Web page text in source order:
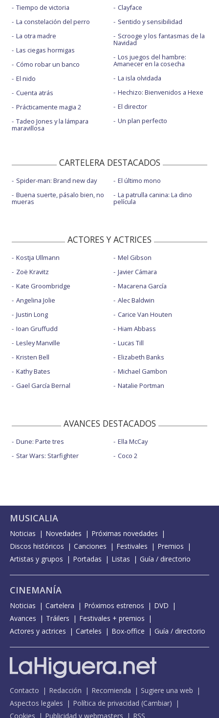
Tiempo de victoria
La constelación del perro
La otra madre
Las ciegas hormigas
Cómo robar un banco
El nido
Cuenta atrás
Prácticamente magia 2
Tadeo Jones y la lámpara
maravillosa
Clayface
Sentido y sensibilidad
Scrooge y los fantasmas de la
Navidad
Los juegos del hambre:
Amanecer en la cosecha
La isla olvidada
Hechizo: Bienvenidos a Hexe
El director
Un plan perfecto
CARTELERA DESTACADOS
Spider-man: Brand new day
Buena suerte, pásalo bien, no
mueras
El último mono
La patrulla canina: La dino
película
ACTORES Y ACTRICES
Kostja Ullmann
Zoë Kravitz
Kate Groombridge
Angelina Jolie
Justin Long
Ioan Gruffudd
Lesley Manville
Kristen Bell
Kathy Bates
Gael García Bernal
Mel Gibson
Javier Cámara
Macarena García
Alec Baldwin
Carice Van Houten
Hiam Abbass
Lucas Till
Elizabeth Banks
Michael Gambon
Natalie Portman
AVANCES DESTACADOS
Dune: Parte tres
Star Wars: Starfighter
Ella McCay
Coco 2
MUSICALIA
Noticias Novedades
Próximas novedades
Discos históricos
Canciones Festivales
Premios
Artistas y grupos
Portadas Listas Guía / directorio
CINEMANÍA
Noticias Cartelera Próximos estrenos
DVD
Avances
Tráilers
Festivales + premios
Actores y actrices
Carteles Box-office Guía / directorio
Contacto Redacción Recomienda
Sugiere una web
Aspectos legales
Política de privacidad (Cambiar)
Cookies
Publicidad y webmasters RSS